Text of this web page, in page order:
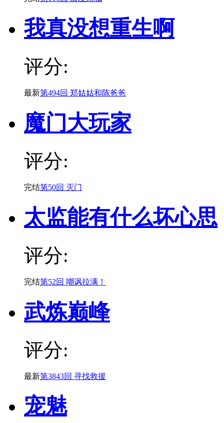
我真没想重生啊
评分:
最新第494回 郑姑姑和陈爸爸
魔门大玩家
评分:
完结第50回 灭门
太监能有什么坏心思
评分:
完结第52回 嘲讽拉满！
武炼巅峰
评分:
最新第3843回 寻找救援
宠魅